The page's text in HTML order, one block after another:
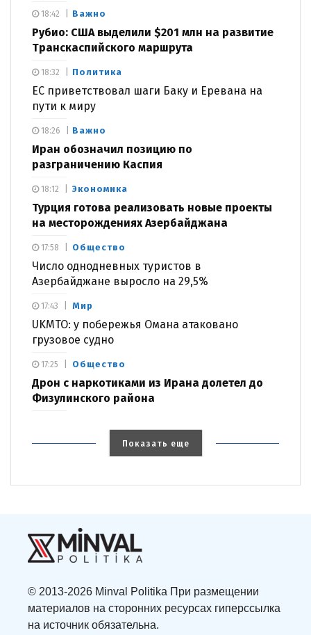
Важно
Рубио: США выделили $201 млн на развитие
Транскаспийского маршрута
18:42
Политика
ЕС приветствовал шаги Баку и Еревана на
пути к миру
18:32
Важно
Иран обозначил позицию по
разграничению Каспия
18:26
Экономика
Турция готова реализовать новые проекты
на месторождениях Азербайджана
18:12
Общество
Число однодневных туристов в
Азербайджане выросло на 29,5%
17:58
Мир
UKMTO: у побережья Омана атаковано
грузовое судно
17:43
Общество
Дрон с наркотиками из Ирана долетел до
Физулинского района
17:25
Показать еще
© 2013-2026 Minval Politika При размещении
материалов на сторонних ресурсах гиперссылка
на источник обязательна.